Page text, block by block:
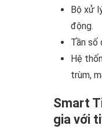
Bộ xử
động.
Tần số
Hệ
trùm,
Smart
gia với